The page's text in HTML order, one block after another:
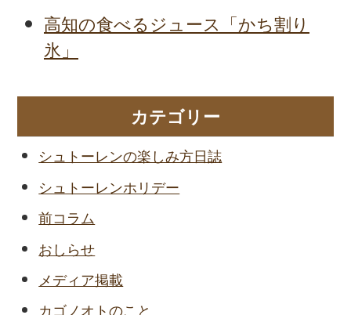
高知の食べるジュース「かち割り
氷」
カテゴリー
シュトーレンの楽しみ方日誌
シュトーレンホリデー
前コラム
おしらせ
メディア掲載
カゴノオトのこと